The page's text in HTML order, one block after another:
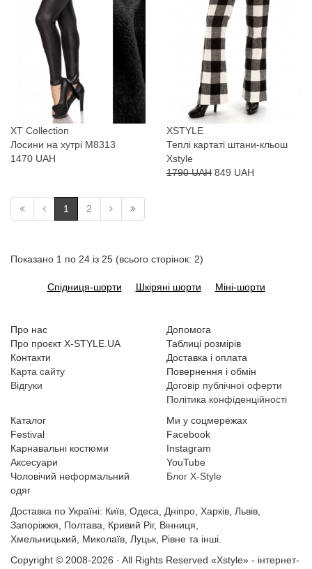
XT Collection
Лосини на хутрі М8313
1470 UAH
XSTYLE
Теплі картаті штани-кльош
Xstyle
1790 UAH 849 UAH
1 2
Показано 1 по 24 із 25 (всього сторінок: 2)
Спідниця-шорти Шкіряні шорти Міні-шорти
Про нас
Про проєкт X-STYLE.UA
Контакти
Карта сайту
Відгуки
Допомога
Таблиці розмірів
Доставка і оплата
Повернення і обмін
Договір публічної оферти
Політика конфіденційності
Каталог
Festival
Карнавальні костюми
Аксесуари
Чоловічий неформальний
одяг
Ми у соцмережах
Facebook
Instagram
YouTube
Блог X-Style
Доставка по Україні: Київ, Одеса, Дніпро, Харків, Львів,
Запоріжжя, Полтава, Кривий Ріг, Вінниця,
Хмельницький, Миколаїв, Луцьк, Рівне та інші.
Copyright © 2008-2026 · All Rights Reserved «Xstyle» - інтернет-